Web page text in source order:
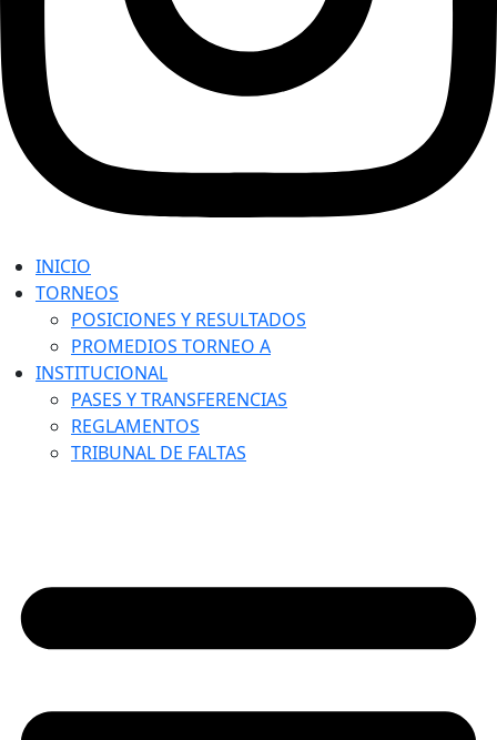
INICIO
TORNEOS
POSICIONES Y RESULTADOS
PROMEDIOS TORNEO A
INSTITUCIONAL
PASES Y TRANSFERENCIAS
REGLAMENTOS
TRIBUNAL DE FALTAS